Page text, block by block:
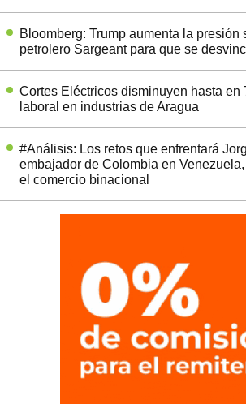
Bloomberg: Trump aumenta la presión
petrolero Sargeant para que se
Cortes Eléctricos disminuyen hasta en
laboral en industrias de Aragua
#Análisis: Los retos que enfrentará
embajador de Colombia en
el comercio binacional